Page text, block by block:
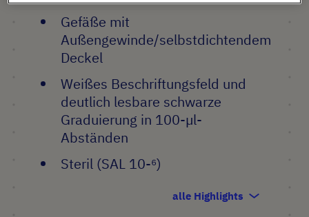
Gefäße mit
Außengewinde/selbstdichtendem
Deckel
Weißes Beschriftungsfeld und
deutlich lesbare schwarze
Graduierung in 100-µl-
Abständen
Steril (SAL 10-⁶)
alle Highlights